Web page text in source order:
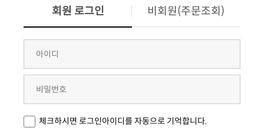
회원 로그인 비회원(주문조회)
체크하시면 로그인아이디를 자동으로 기억합니다.